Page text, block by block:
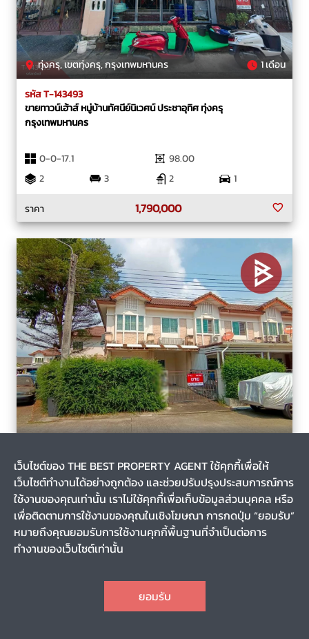
ทุ่งครุ, เขตทุ่งครุ, กรุงเทพมหานคร 1 เดือน
รหัส T-143493
ขายทาวน์เฮ้าส์ หมู่บ้านทัศนีย์นิเวศน์ ประชาอุทิศ ทุ่งครุ
กรุงเทพมหานคร
0-0-17.1
98.00
2
3 2
1
ราคา
1,790,000
รหัส T-133119
ขายทาวน์เฮ้าส์ หมู่บ้านพฤกษาวิลล์25 พุทธบูชา36 กรุงเทพมหานคร
0-0-29.7
108.00
2
3
2,750,000
เว็บไซต์ของ THE BEST PROPERTY AGENT ใช้คุกกี้เพื่อให้
เว็บไซต์ทำงานได้อย่างถูกต้อง และช่วยปรับปรุงประสบการณ์การ
ใช้งานของคุณเท่านั้น เราไม่ใช้คุกกี้เพื่อเก็บข้อมูลส่วนบุคคล หรือ
เพื่อติดตามการใช้งานของคุณในเชิงโฆษณา การกดปุ่ม “ยอมรับ”
หมายถึงคุณยอมรับการใช้งานคุกกี้พื้นฐานที่จำเป็นต่อการ
ทำงานของเว็บไซต์เท่านั้น
ยอมรับ